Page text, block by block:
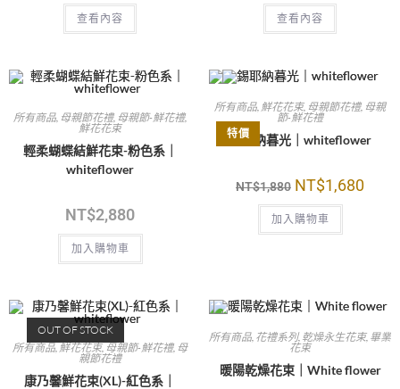
查看內容 查看內容
所有商品 母親節花禮, 母親節-鮮花禮,
鮮花花束
輕柔蝴蝶結鮮花束-粉色系｜
whiteflower
NT$2,880
加入購物車
特價
所有商品, 鮮花花束, 母親節花禮, 母親
節-鮮花禮
錫耶納暮光｜whiteflower
NT$1,880 NT$1,680
加入購物車
OUT OF STOCK
所有商品,鮮花花束,母親節-鮮花禮, 母
親節花禮
康乃馨鮮花束(XL)-紅色系｜
所有商品, 花禮系列, 乾燥永生花束, 畢業
花束
暖陽乾燥花束｜White flower